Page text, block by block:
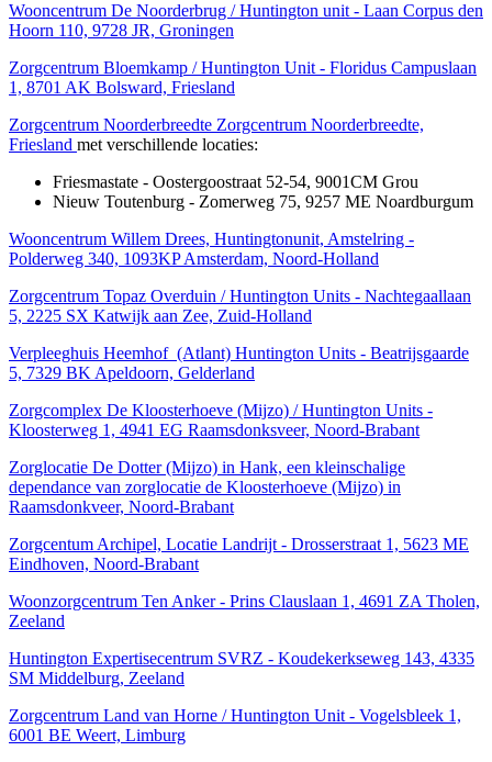
Wooncentrum De Noorderbrug / Huntington unit - Laan Corpus den
Hoorn 110, 9728 JR, Groningen
Zorgcentrum Bloemkamp / Huntington Unit - Floridus Campuslaan
1, 8701 AK Bolsward, Friesland
Zorgcentrum Noorderbreedte Zorgcentrum Noorderbreedte,
Friesland met verschillende locaties:
Friesmastate - Oostergoostraat 52-54, 9001CM Grou
Nieuw Toutenburg - Zomerweg 75, 9257 ME Noardburgum
Wooncentrum Willem Drees, Huntingtonunit, Amstelring -
Polderweg 340, 1093KP Amsterdam, Noord-Holland
Zorgcentrum Topaz Overduin / Huntington Units - Nachtegaallaan
5, 2225 SX Katwijk aan Zee, Zuid-Holland
Verpleeghuis Heemhof (Atlant) Huntington Units - Beatrijsgaarde
5, 7329 BK Apeldoorn, Gelderland
Zorgcomplex De Kloosterhoeve (Mijzo) / Huntington Units -
Kloosterweg 1, 4941 EG Raamsdonksveer, Noord-Brabant
Zorglocatie De Dotter (Mijzo) in Hank, een kleinschalige
dependance van zorglocatie de Kloosterhoeve (Mijzo) in
Raamsdonkveer, Noord-Brabant
Zorgcentum Archipel, Locatie Landrijt - Drosserstraat 1, 5623 ME
Eindhoven, Noord-Brabant
Woonzorgcentrum Ten Anker - Prins Clauslaan 1, 4691 ZA Tholen,
Zeeland
Huntington Expertisecentrum SVRZ - Koudekerkseweg 143, 4335
SM Middelburg, Zeeland
Zorgcentrum Land van Horne / Huntington Unit - Vogelsbleek 1,
6001 BE Weert, Limburg